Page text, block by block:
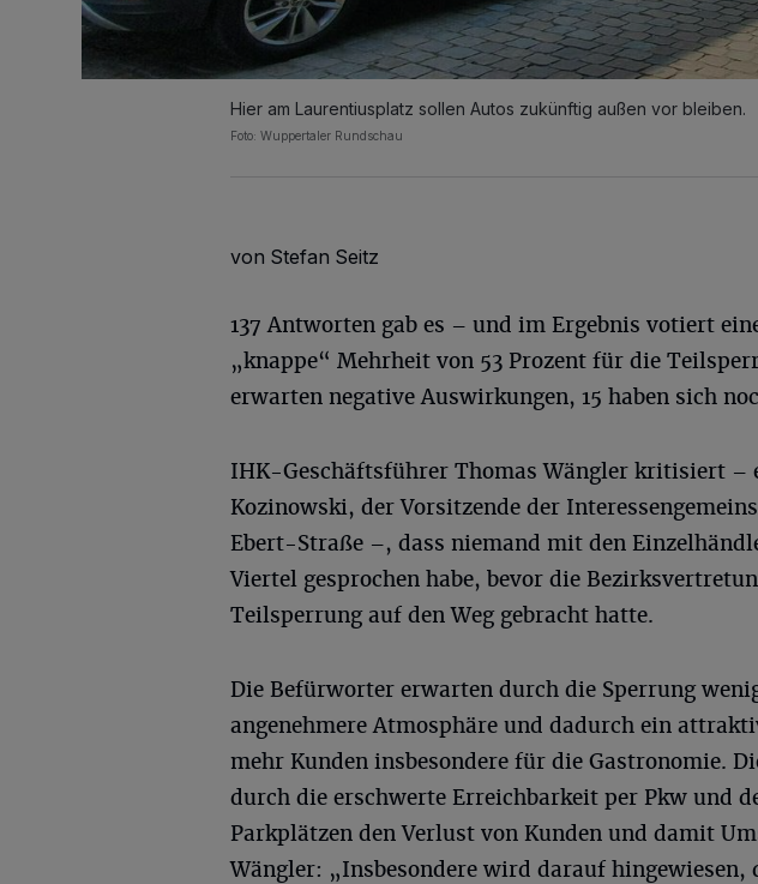
Hier am Laurentiusplatz sollen Autos zukünftig außen vor bleiben.
Foto: Wuppertaler Rundschau
von Stefan Seitz
137 Antworten gab es – und im Ergebnis votiert
„knappe“ Mehrheit von 53 Prozent für die
erwarten negative Auswirkungen, 15 haben sich
IHK-Geschäftsführer Thomas Wängler kritisiert –
Kozinowski, der Vorsitzende der
Ebert-Straße –, dass niemand mit den
Viertel gesprochen habe, bevor die
Teilsperrung auf den Weg gebracht hatte.
Die Befürworter erwarten durch die Sperrung
angenehmere Atmosphäre und dadurch ein
mehr Kunden insbesondere für die Gastronomie.
durch die erschwerte Erreichbarkeit per Pkw und
Parkplätzen den Verlust von Kunden und damit
Wängler: „Insbesondere wird darauf hingewiesen,